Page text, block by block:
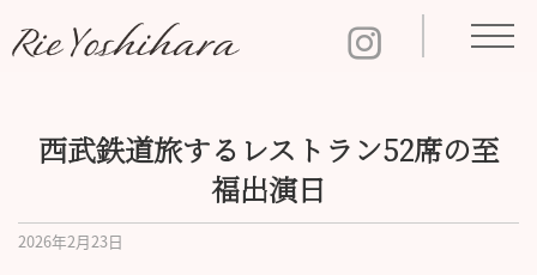
西武鉄道旅するレストラン52席の至
福出演日
2026年2月23日